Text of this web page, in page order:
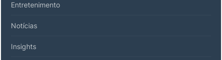
Entretenimento
Notícias
Insights